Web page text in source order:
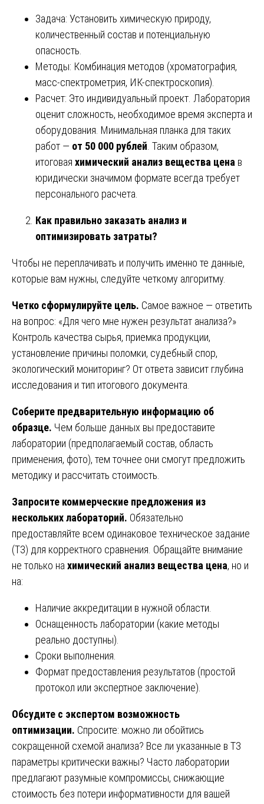
Задача: Установить химическую природу,
количественный состав и потенциальную
опасность.
Методы: Комбинация методов (хроматография,
масс-спектрометрия, ИК-спектроскопия).
Расчет: Это индивидуальный проект. Лаборатория
оценит сложность, необходимое время эксперта и
оборудования. Минимальная планка для таких
работ — от 50 000 рублей . Таким образом,
итоговая химический анализ вещества цена в
юридически значимом формате всегда требует
персонального расчета.
Как правильно заказать анализ и
оптимизировать затраты?
Чтобы не переплачивать и получить именно те данные,
которые вам нужны, следуйте четкому алгоритму.
Четко сформулируйте цель. Самое важное — ответить
на вопрос: «Для чего мне нужен результат анализа?»
Контроль качества сырья, приемка продукции,
установление причины поломки, судебный спор,
экологический мониторинг? От ответа зависит глубина
исследования и тип итогового документа.
Соберите предварительную информацию об
образце. Чем больше данных вы предоставите
лаборатории (предполагаемый состав, область
применения, фото), тем точнее они смогут предложить
методику и рассчитать стоимость.
Запросите коммерческие предложения из
нескольких лабораторий. Обязательно
предоставляйте всем одинаковое техническое задание
(ТЗ) для корректного сравнения. Обращайте внимание
не только на химический анализ вещества цена, но и
на:
Наличие аккредитации в нужной области.
Оснащенность лаборатории (какие методы
реально доступны).
Сроки выполнения.
Формат предоставления результатов (простой
протокол или экспертное заключение).
Обсудите с экспертом возможность
оптимизации. Спросите: можно ли обойтись
сокращенной схемой анализа? Все ли указанные в ТЗ
параметры критически важны? Часто лаборатории
предлагают разумные компромиссы, снижающие
стоимость без потери информативности для вашей